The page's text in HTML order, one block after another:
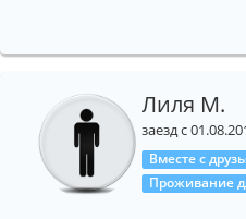
Лиля М.
заезд с
Вместе с
Проживание